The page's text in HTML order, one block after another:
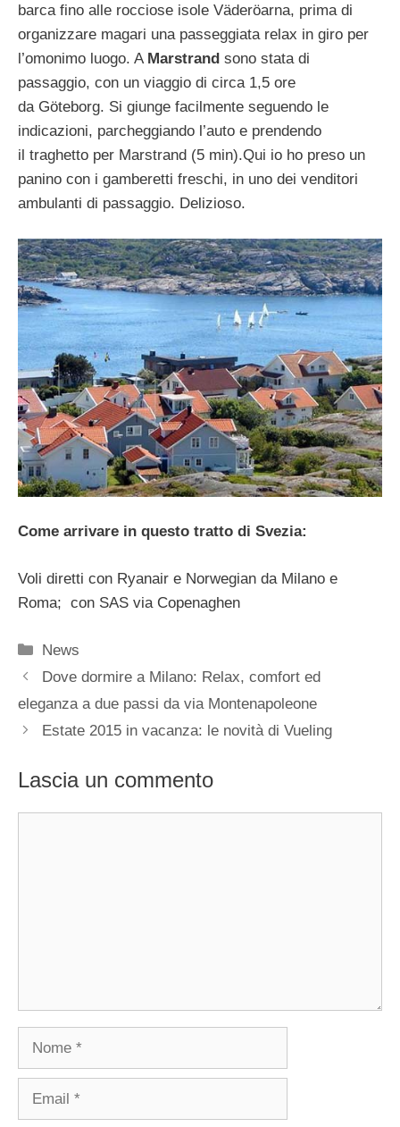
barca fino alle rocciose isole Väderöarna, prima di
organizzare magari una passeggiata relax in giro per
l’omonimo luogo. A Marstrand sono stata di
passaggio, con un viaggio di circa 1,5 ore
da Göteborg. Si giunge facilmente seguendo le
indicazioni, parcheggiando l’auto e prendendo
il traghetto per Marstrand (5 min).Qui io ho preso un
panino con i gamberetti freschi, in uno dei venditori
ambulanti di passaggio. Delizioso.
Come arrivare in questo tratto di Svezia:
Voli diretti con Ryanair e Norwegian da Milano e
Roma; con SAS via Copenaghen
Categorie
News
Dove dormire a Milano: Relax, comfort ed
eleganza a due passi da via Montenapoleone
Estate 2015 in vacanza: le novità di Vueling
Lascia un commento